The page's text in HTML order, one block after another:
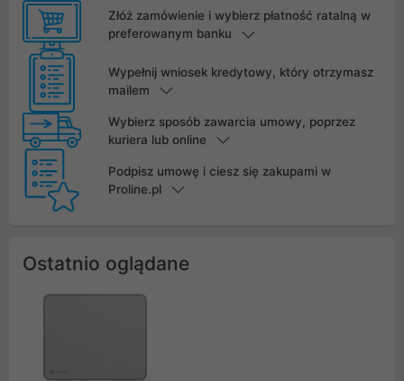
Złóż zamówienie i wybierz płatność ratalną w
preferowanym banku
Wypełnij wniosek kredytowy, który otrzymasz
mailem
Wybierz sposób zawarcia umowy, poprzez
kuriera lub online
Podpisz umowę i ciesz się zakupami w
Proline.pl
Ostatnio oglądane